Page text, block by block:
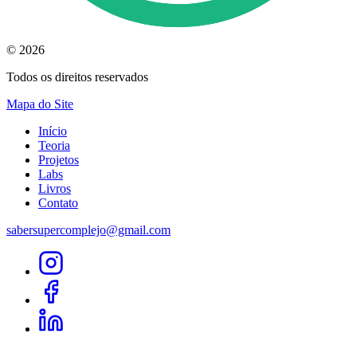
© 2026
Todos os direitos reservados
Mapa do Site
Início
Teoria
Projetos
Labs
Livros
Contato
sabersupercomplejo@gmail.com